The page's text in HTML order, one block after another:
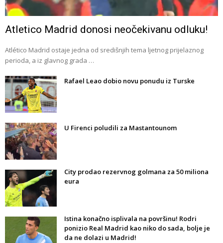
Atletico Madrid donosi neočekivanu odluku!
Atlético Madrid ostaje jedna od središnjih tema ljetnog prijelaznog
perioda, a iz glavnog grada …
Rafael Leao dobio novu ponudu iz Turske
U Firenci poludili za Mastantounom
City prodao rezervnog golmana za 50 miliona
eura
Istina konačno isplivala na površinu! Rodri
ponizio Real Madrid kao niko do sada, bolje je
da ne dolazi u Madrid!